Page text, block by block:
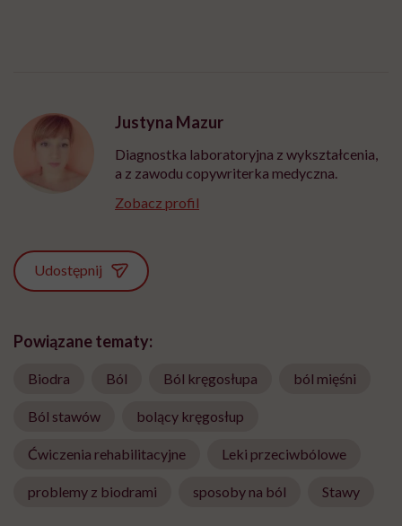
Justyna Mazur
Diagnostka laboratoryjna z wykształcenia,
a z zawodu copywriterka medyczna.
Zobacz profil
Udostępnij
Powiązane tematy:
Biodra Ból Ból kręgosłupa ból mięśni
Ból stawów bolący kręgosłup
Ćwiczenia rehabilitacyjne Leki przeciwbólowe
problemy z biodrami sposoby na ból Stawy